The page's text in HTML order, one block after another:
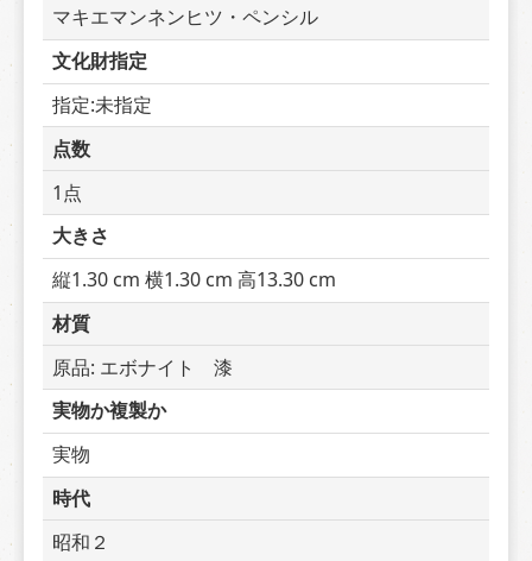
マキエマンネンヒツ・ペンシル
文化財指定
指定:未指定
点数
1点
大きさ
縦1.30 cm 横1.30 cm 高13.30 cm
材質
原品: エボナイト　漆
実物か複製か
実物
時代
昭和２